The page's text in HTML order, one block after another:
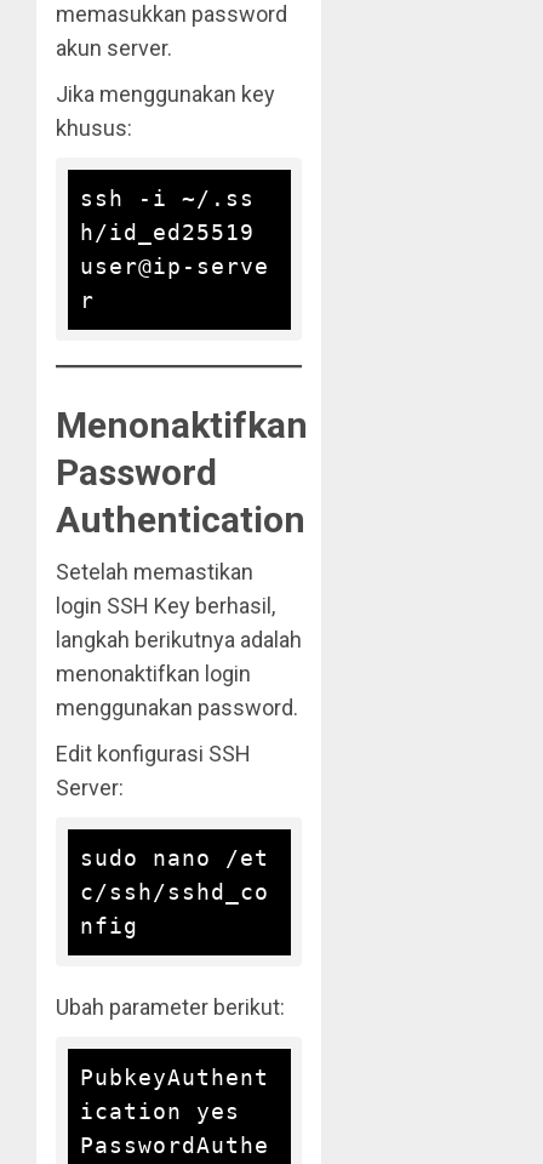
memasukkan password
akun server.
Jika menggunakan key
khusus:
ssh -i ~/.ss
h/id_ed25519
user@ip-serve
Menonaktifkan
Password
Authentication
Setelah memastikan
login SSH Key berhasil,
langkah berikutnya adalah
menonaktifkan login
menggunakan password.
Edit konfigurasi SSH
Server:
sudo nano /et
c/ssh/sshd_co
Ubah parameter berikut:
PubkeyAuthent
ication yes
PasswordAuthe